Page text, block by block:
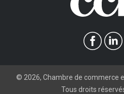
© 2026, Chambre de commerce
Tous droits